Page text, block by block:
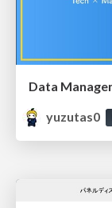
yuzutas0